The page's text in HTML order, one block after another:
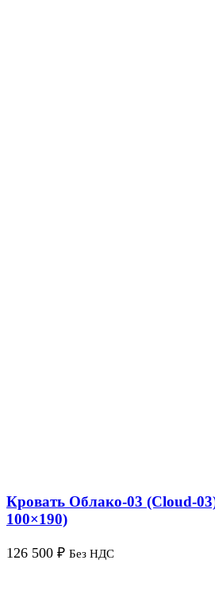
Кровать Облако-03 (Cloud-
100×190)
126 500 ₽ Без НДС